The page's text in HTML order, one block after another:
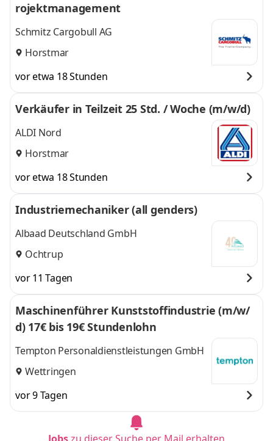
rojektmanagement
Schmitz Cargobull AG
Horstmar
vor etwa 18 Stunden
Verkäufer in Teilzeit 25 Std. / Woche (m/w/d)
ALDI Nord
Horstmar
vor etwa 18 Stunden
Industriemechaniker (all genders)
Albaad Deutschland GmbH
Ochtrup
vor 11 Tagen
Maschinenführer Kunststoffindustrie (m/w/
d) 17€ bis 19€ Stundenlohn
Tempton Personaldienstleistungen GmbH
Wettringen
vor 9 Tagen